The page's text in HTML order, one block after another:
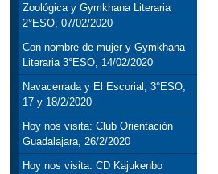
Zoológica y Gymkhana Literaria
2°ESO, 07/02/2020
Con nombre de mujer y Gymkhana
Literaria 3°ESO, 14/02/2020
Navacerrada y El Escorial, 3°ESO,
17 y 18/2/2020
Hoy nos visita: Club Orientación
Guadalajara, 26/2/2020
Hoy nos visita: CD Kajukenbo